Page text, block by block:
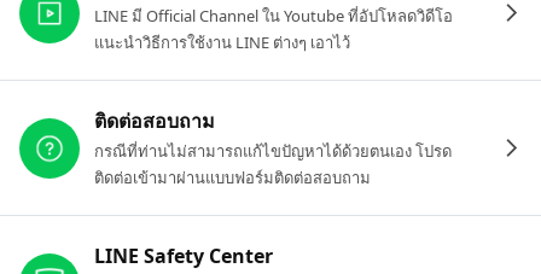
LINE มี Official Channel ใน Youtube ที่อัปโหลดวิดีโอ
แนะนำวิธีการใช้งาน LINE ต่างๆ เอาไว้
ติดต่อสอบถาม
กรณีที่ท่านไม่สามารถแก้ไขปัญหาได้ด้วยตนเอง โปรด
ติดต่อเข้ามาผ่านแบบฟอร์มติดต่อสอบถาม
LINE Safety Center